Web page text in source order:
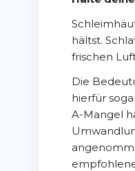
hältst.
frischen
Die
hierfür
A-Mangel